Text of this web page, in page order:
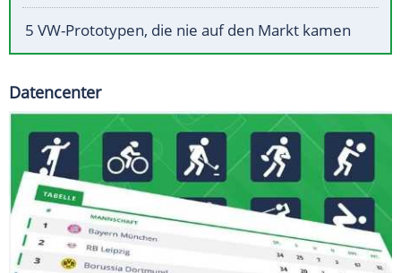
5 VW-Prototypen, die nie auf den Markt kamen
Datencenter